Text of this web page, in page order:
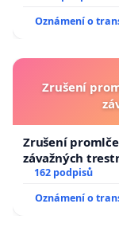
Oznámení o
Zrušení
Zrušení
závažných
162 podpisů
Oznámení o